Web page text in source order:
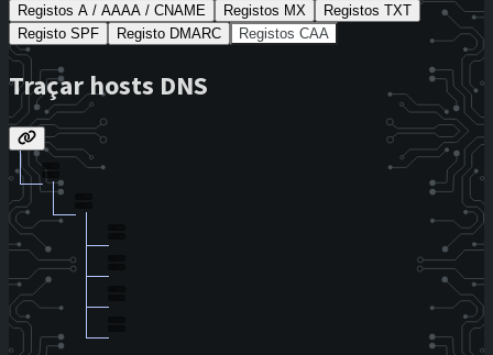
Registos A / AAAA / CNAME
Registos MX
Registos TXT
Registo SPF
Registo DMARC Registos CAA
Traçar hosts DNS